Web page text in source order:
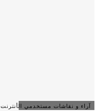
آراء و نقاشات مستخدمي الأنترنت KPOP